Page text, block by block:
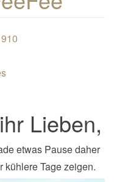
i
o
n
Lieben,
etwas Pause daher
kühlere Tage zeigen.